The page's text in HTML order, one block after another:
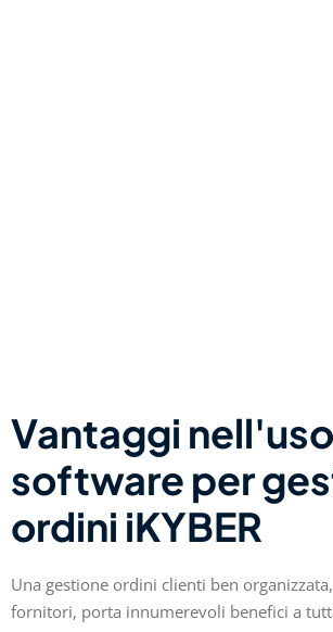
Vantaggi
software per
ordini iKYBER
Una gestione ordini clienti ben
fornitori, porta innumerevoli benefici a